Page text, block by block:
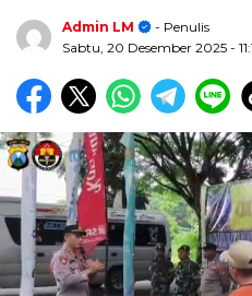
Admin LM
- Penulis
Sabtu, 20 Desember 2025 -